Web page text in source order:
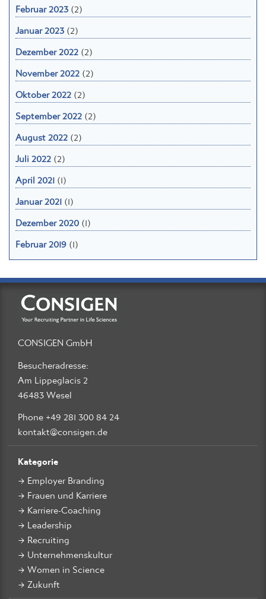
Februar 2023(2)
Januar 2023(2)
Dezember 2022(2)
November 2022(2)
Oktober 2022(2)
September 2022(2)
August 2022(2)
Juli 2022(2)
April 2021(1)
Januar 2021(1)
Dezember 2020(1)
Februar 2019(1)
CONSIGEN GmbH
Besucheradresse:
Am Lippeglacis 2
46483 Wesel
Phone +49 281 300 84 24
kontakt@consigen.de
Kategorie
Employer Branding
Frauen und Karriere
Karriere-Coaching
Leadership
Recruiting
Unternehmenskultur
Women in Science
Zukunft